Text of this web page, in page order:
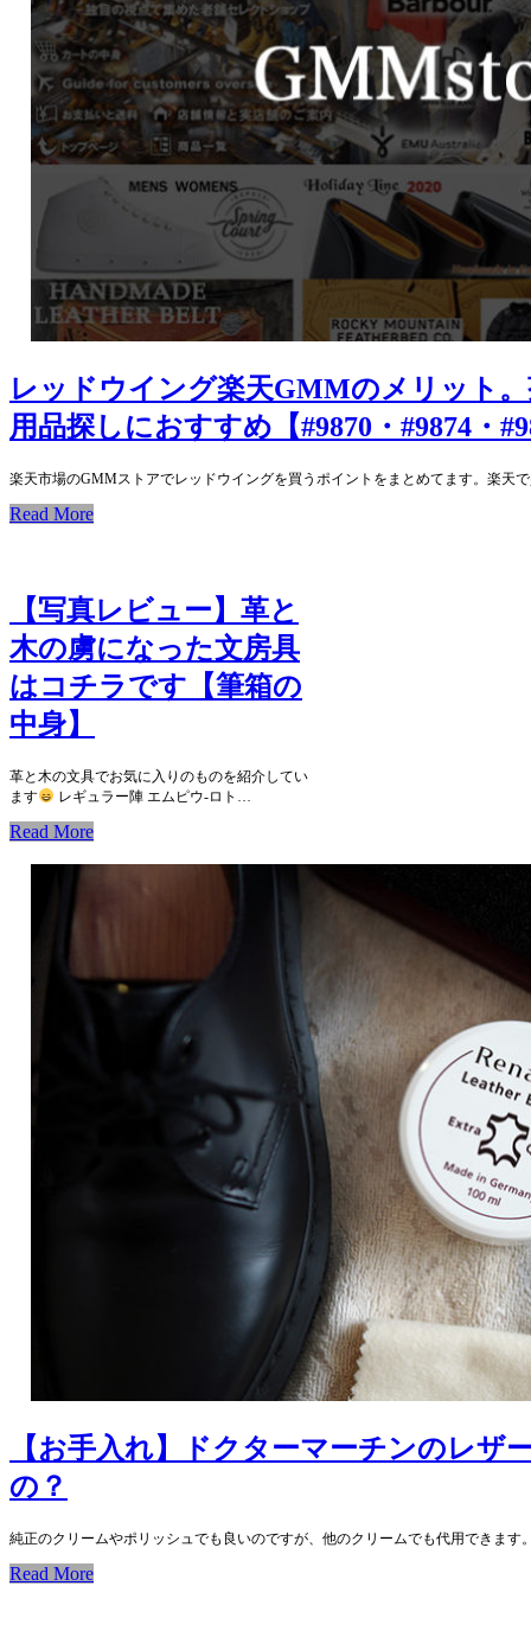
レッドウイング楽天GMMのメリット
用品探しにおすすめ【#9870・#9874・
楽天市場のGMMストアでレッドウイングを買うポイントをまとめてます。楽天
Read More
【写真レビュー】革と
木の虜になった文房具
はコチラです【筆箱の
中身】
革と木の文具でお気に入りのものを紹介してい
ます
レギュラー陣 エムピウ-ロト…
Read More
【お手入れ】ドクターマーチンのレザ
の？
純正のクリームやポリッシュでも良いのですが、他のクリームでも代用できま
Read More